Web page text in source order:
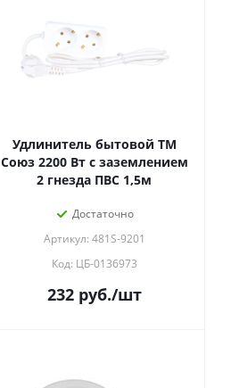
Удлинитель бытовой ТМ
Союз 2200 Вт с заземлением
2 гнезда ПВС 1,5м
Достаточно
Артикул: 481S-9201
Код: ЦБ-0136973
232руб./шт